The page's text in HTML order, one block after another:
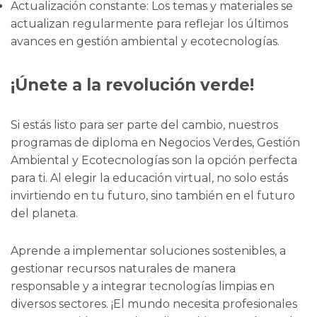
Actualización constante: Los temas y materiales se
actualizan regularmente para reflejar los últimos
avances en gestión ambiental y ecotecnologías.
¡Únete a la revolución verde!
Si estás listo para ser parte del cambio, nuestros
programas de diploma en Negocios Verdes, Gestión
Ambiental y Ecotecnologías son la opción perfecta
para ti. Al elegir la educación virtual, no solo estás
invirtiendo en tu futuro, sino también en el futuro
del planeta.
Aprende a implementar soluciones sostenibles, a
gestionar recursos naturales de manera
responsable y a integrar tecnologías limpias en
diversos sectores. ¡El mundo necesita profesionales